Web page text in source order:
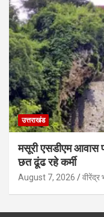
उत्तराखंड
मसूरी एसडीएम आवास
छत ढूंढ रहे कर्मी
August 7, 2026 वीरेंद्र